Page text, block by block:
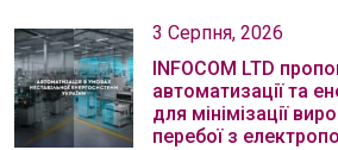
3 Серпня, 2026
INFOCOM LTD
автоматизації та
для мінімізації
перебої з